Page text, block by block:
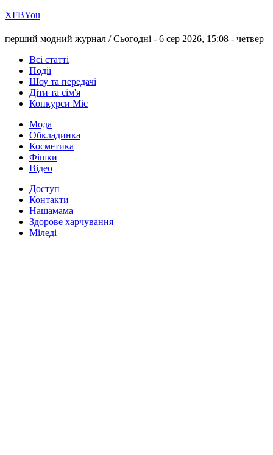
ХFBYou
перший модний журнал /Сьогодні - 6 сер 2026, 15:08 - четвер
Всі статті
Події
Шоу та передачі
Діти та сім'я
Конкурси Міс
Мода
Обкладинка
Косметика
Фішки
Відео
Доступ
Контакти
Нашамама
Здорове харчування
Міледі